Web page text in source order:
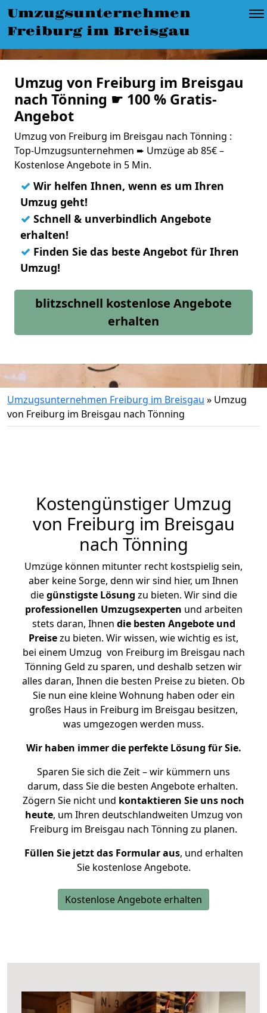
Umzugsunternehmen
Freiburg im Breisgau
Umzug von Freiburg im Breisgau
nach Tönning ☛ 100 % Gratis-
Angebot
Umzug von Freiburg im Breisgau nach Tönning :
Top-Umzugsunternehmen ➨ Umzüge ab 85€ –
Kostenlose Angebote in 5 Min.
✓ Wir helfen Ihnen, wenn es um Ihren
Umzug geht!
✓ Schnell & unverbindlich Angebote
erhalten!
✓ Finden Sie das beste Angebot für Ihren
Umzug!
blitzschnell kostenlose Angebote
erhalten
Umzugsunternehmen Freiburg im Breisgau » Umzug
von Freiburg im Breisgau nach Tönning
Kostengünstiger Umzug
von Freiburg im Breisgau
nach Tönning
Umzüge können mitunter recht kostspielig sein,
aber keine Sorge, denn wir sind hier, um Ihnen
diegünstigste Lösung zu bieten. Wir sind die
professionellen Umzugsexperten und arbeiten
stets daran, Ihnen die besten Angebote und
Preisezu bieten. Wir wissen, wie wichtig es ist,
bei einem Umzug von Freiburg im Breisgau nach
Tönning Geld zu sparen, und deshalb setzen wir
alles daran, Ihnen die besten Preise zu bieten. Ob
Sie nun eine kleine Wohnung haben oder ein
großes Haus in Freiburg im Breisgau besitzen,
was umgezogen werden muss.
Wir haben immer die perfekte Lösung für Sie.
Sparen Sie sich die Zeit – wir kümmern uns
darum, dass Sie die besten Angebote erhalten.
Zögern Sie nicht und kontaktieren Sie uns noch
heute, um Ihren deutschlandweiten Umzug von
Freiburg im Breisgau nach Tönning zu planen.
Füllen Sie jetzt das Formular aus, und erhalten
Sie kostenlose Angebote.
Kostenlose Angebote erhalten